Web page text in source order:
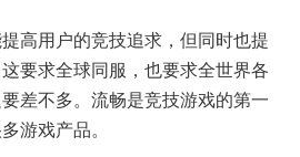
高用户的竞技追求，但同时也提
要求全球同服，也要求全世界各
差不多。流畅是竞技游戏的第一
游戏产品。